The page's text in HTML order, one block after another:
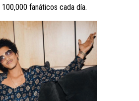
fanáticos cada día.